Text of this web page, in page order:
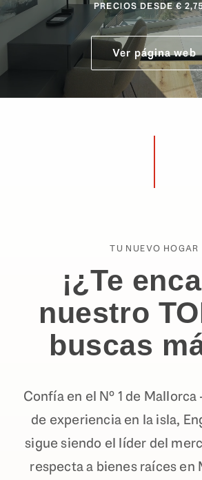
PRECIOS DESDE €
Ver página web
TU NUEVO HOGAR
¡¿Te
nuestro
buscas
Confía en el Nº 1 de Mallorca
de experiencia en la isla,
sigue siendo el líder del
respecta a bienes raíces en